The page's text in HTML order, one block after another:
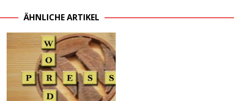
ÄHNLICHE ARTIKEL